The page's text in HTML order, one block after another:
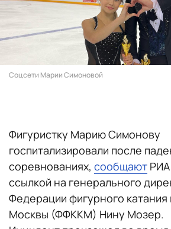
Соцсети Марии Симоновой
Фигуристку Марию Симонову
госпитализировали после
соревнованиях, сообщают
ссылкой на генерального
Федерации фигурного катания
Москвы (ФФККМ) Нину Мозер.